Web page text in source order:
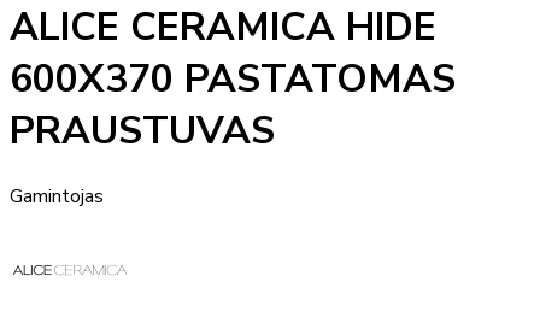
ALICE CERAMICA HIDE
600X370 PASTATOMAS
PRAUSTUVAS
Gamintojas